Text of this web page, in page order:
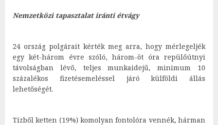
Nemzetközi tapasztalat iránti étvágy
24 ország polgárait kérték meg arra, hogy mérlegeljék
egy két-három évre szóló, három-öt óra repülőútnyi
távolságban lévő, teljes munkaidejű, minimum 10
százalékos fizetésemeléssel járó külföldi állás
lehetőségét.
Tízből ketten (19%) komolyan fontolóra vennék, hárman